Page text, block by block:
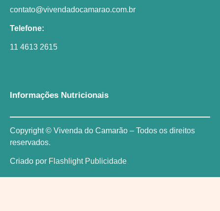
contato@vivendadocamarao.com.br
Telefone:
11 4613 2615
Informações Nutricionais
Copyright © Vivenda do Camarão – Todos os direitos
reservados.
Criado por Flashlight Publicidade